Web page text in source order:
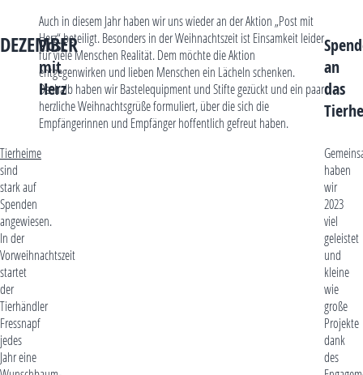
DEZEMBER
Post
mit
Herz
Auch in diesem Jahr haben wir uns wieder an der Aktion „Post mit
Herz“ beteiligt. Besonders in der Weihnachtszeit ist Einsamkeit leider
für viele Menschen Realität. Dem möchte die Aktion
entgegenwirken und lieben Menschen ein Lächeln schenken.
Deshalb haben wir Bastelequipment und Stifte gezückt und ein paar
herzliche Weihnachtsgrüße formuliert, über die sich die
Empfängerinnen und Empfänger hoffentlich gefreut haben.
an
das
Tierheime
sind
stark auf
Spenden
angewiesen.
In der
Vorweihnachtszeit
startet
der
Tierhändler
Fressnapf
jedes
Jahr eine
haben
wir
2023
viel
geleistet
und
kleine
wie
große
Projekte
dank
des